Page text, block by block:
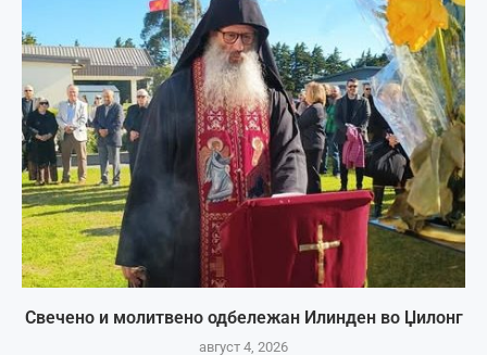
Свечено и молитвено одбележан Илинден во Џилонг
август 4, 2026